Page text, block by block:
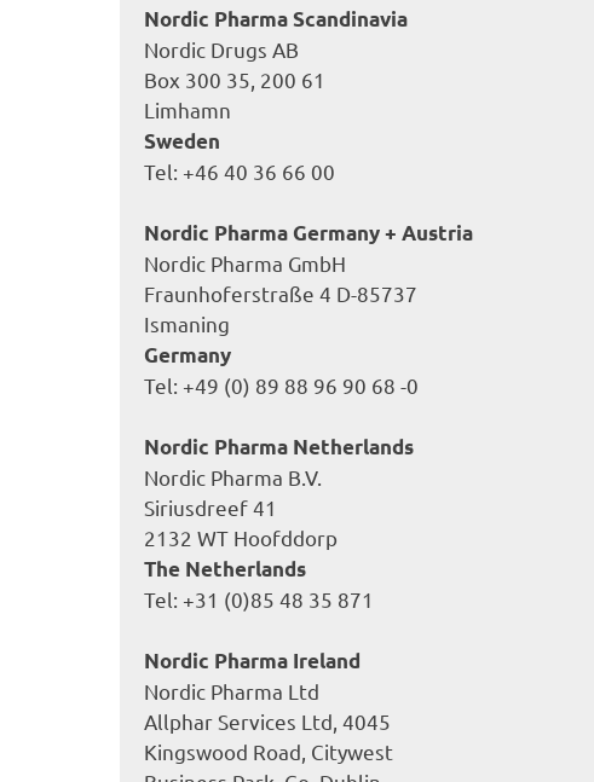
Nordic Pharma Scandinavia
Nordic Drugs AB
Box 300 35, 200 61
Limhamn
Sweden
Tel: +46 40 36 66 00
Nordic Pharma Germany + Austria
Nordic Pharma GmbH
Fraunhoferstraße 4 D-85737
Ismaning
Germany
Tel: +49 (0) 89 88 96 90 68 -0
Nordic Pharma Netherlands
Nordic Pharma B.V.
Siriusdreef 41
2132 WT Hoofddorp
The Netherlands
Tel: +31 (0)85 48 35 871
Nordic Pharma Ireland
Nordic Pharma Ltd
Allphar Services Ltd, 4045
Kingswood Road, Citywest